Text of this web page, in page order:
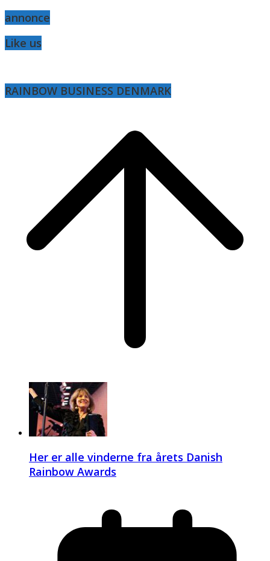
annonce
Like us
RAINBOW BUSINESS DENMARK
Her er alle vinderne fra årets Danish
Rainbow Awards